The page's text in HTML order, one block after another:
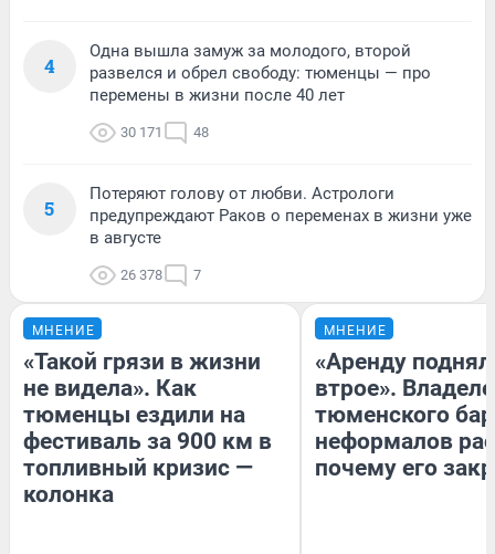
4
Одна вышла замуж за молодого, второй
развелся и обрел свободу: тюменцы — про
перемены в жизни после 40 лет
30 171 48
5
Потеряют голову от любви. Астрологи
предупреждают Раков о переменах в жизни уже
в августе
26 378 7
МНЕНИЕ
«Такой грязи в жизни
не видела». Как
тюменцы ездили на
фестиваль за 900 км в
топливный кризис —
колонка
МНЕНИЕ
«Аренду
втрое».
тюменского
неформалов
почему его